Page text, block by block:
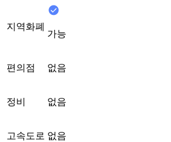
지역화폐
가능
편의점 없음
정비 없음
고속도로 없음